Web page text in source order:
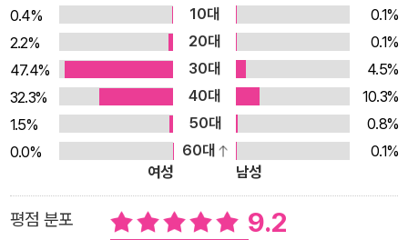
0.4% 10대
0.1%
2.2%
20대
0.1%
47.4%
30대
4.5%
32.3%
40대
10.3%
1.5%
50대
0.8%
0.0%
60대
0.1%
여성
남성
평점 분포 9.2